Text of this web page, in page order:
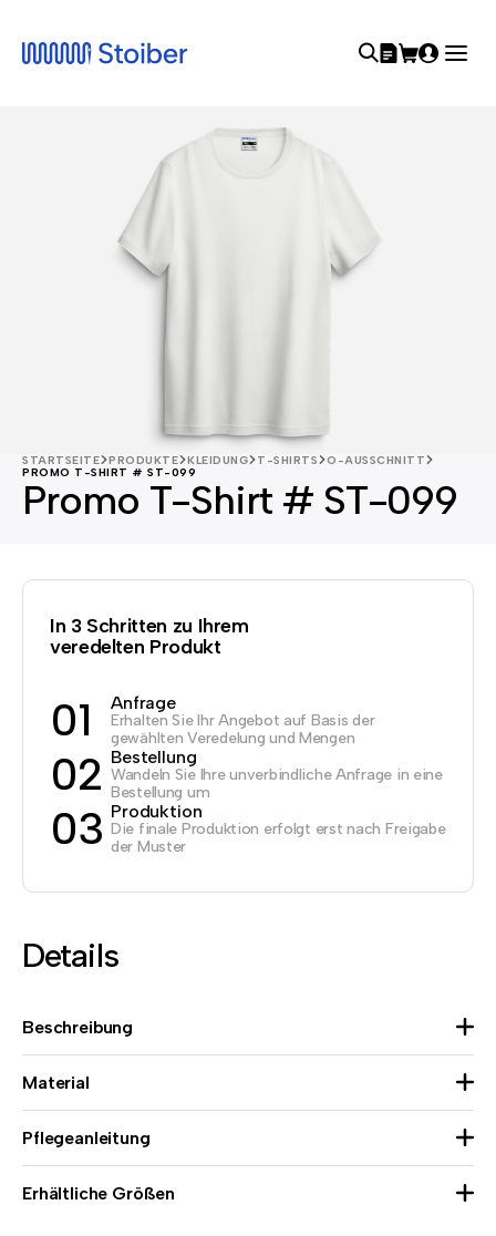
STARTSEITE PRODUKTE KLEIDUNG T-SHIRTS
O-AUSSCHNITT
PROMO T-SHIRT # ST-099
Promo T-Shirt # ST-099
In 3 Schritten zu Ihrem
veredelten Produkt
01 Anfrage
Erhalten Sie Ihr Angebot auf Basis der
gewählten Veredelung und Mengen
02 Bestellung
Wandeln Sie Ihre unverbindliche Anfrage in eine
Bestellung um
03 Produktion
Die finale Produktion erfolgt erst nach Freigabe
der Muster
Details
Beschreibung
Material
Pflegeanleitung
Erhältliche Größen